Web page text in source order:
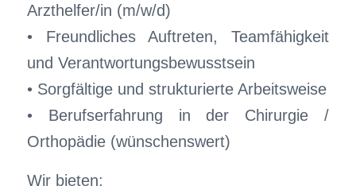
Arzthelfer/in (m/w/d)
• Freundliches Auftreten, Teamfähigkeit
und Verantwortungsbewusstsein
• Sorgfältige und strukturierte Arbeitsweise
• Berufserfahrung in der Chirurgie /
Orthopädie (wünschenswert)
Wir bieten: